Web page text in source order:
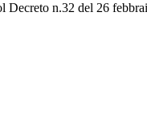
n.32 del 26